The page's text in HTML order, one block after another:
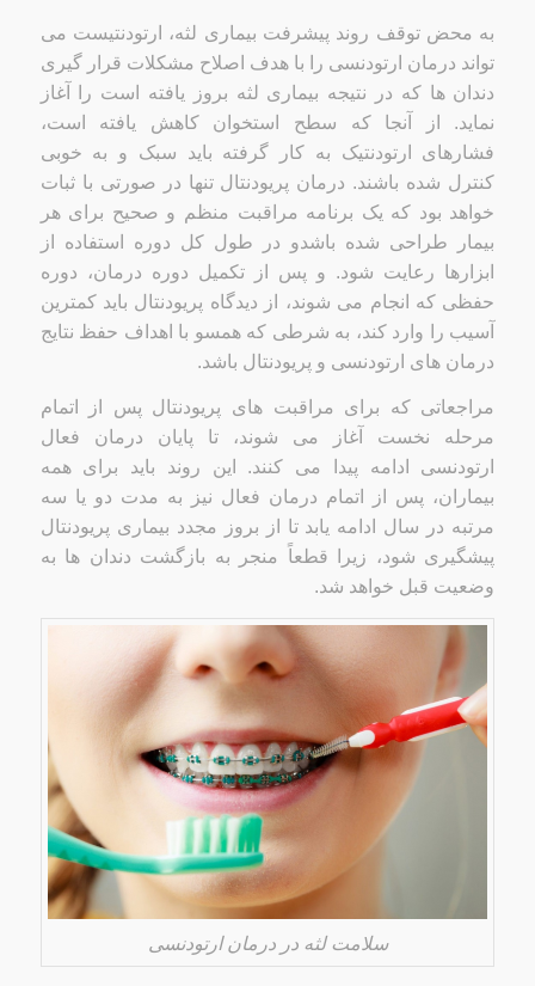
به محض توقف روند پیشرفت بیماری لثه، ارتودنتیست می
تواند درمان ارتودنسی را با هدف اصلاح مشکلات قرار گیری
دندان ها که در نتیجه بیماری لثه بروز یافته است را آغاز
نماید. از آنجا که سطح استخوان کاهش یافته است،
فشارهای ارتودنتیک به کار گرفته باید سبک و به خوبی
کنترل شده باشند. درمان پریودنتال تنها در صورتی با ثبات
خواهد بود که یک برنامه مراقبت منظم و صحیح برای هر
بیمار طراحی شده باشدو در طول کل دوره استفاده از
ابزارها رعایت شود. و پس از تکمیل دوره درمان، دوره
حفظی که انجام می شوند، از دیدگاه پریودنتال باید کمترین
آسیب را وارد کند، به شرطی که همسو با اهداف حفظ نتایج
درمان های ارتودنسی و پریودنتال باشد.
مراجعاتی که برای مراقبت های پریودنتال پس از اتمام
مرحله نخست آغاز می شوند، تا پایان درمان فعال
ارتودنسی ادامه پیدا می کنند. این روند باید برای همه
بیماران، پس از اتمام درمان فعال نیز به مدت دو یا سه
مرتبه در سال ادامه یابد تا از بروز مجدد بیماری پریودنتال
پیشگیری شود، زیرا قطعاً منجر به بازگشت دندان ها به
وضعیت قبل خواهد شد.
سلامت لثه در درمان ارتودنسی